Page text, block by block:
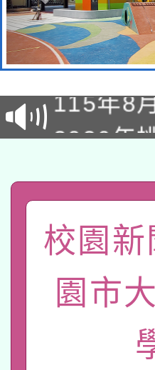
轉知經
業技術
用水績
115年8
桃園市
2026年
關事宜
轉知教
國立臺
年度健
業成長
函轉國
原住民
族教育
新北市
師專業
函轉國
族語言
轉知有
校園
園市